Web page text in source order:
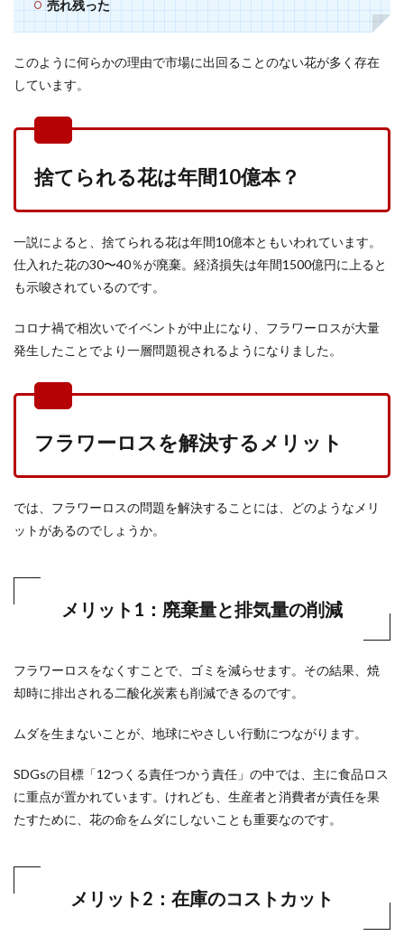
売れ残った
このように何らかの理由で市場に出回ることのない花が多く存在
しています。
捨てられる花は年間10億本？
一説によると、捨てられる花は年間10億本ともいわれています。
仕入れた花の30〜40％が廃棄。経済損失は年間1500億円に上ると
も示唆されているのです。
コロナ禍で相次いでイベントが中止になり、フラワーロスが大量
発生したことでより一層問題視されるようになりました。
フラワーロスを解決するメリット
では、フラワーロスの問題を解決することには、どのようなメリ
ットがあるのでしょうか。
メリット1：廃棄量と排気量の削減
フラワーロスをなくすことで、ゴミを減らせます。その結果、焼
却時に排出される二酸化炭素も削減できるのです。
ムダを生まないことが、地球にやさしい行動につながります。
SDGsの目標「12つくる責任つかう責任」の中では、主に食品ロス
に重点が置かれています。けれども、生産者と消費者が責任を果
たすために、花の命をムダにしないことも重要なのです。
メリット2：在庫のコストカット